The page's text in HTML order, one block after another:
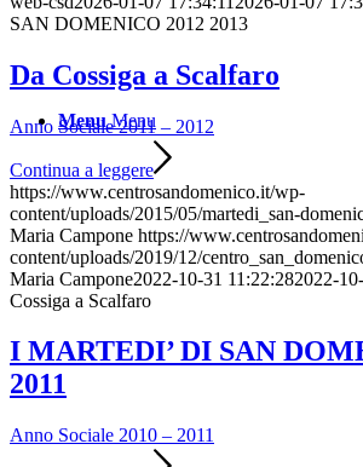
Menu Menu
SAN DOMENICO 2012 2013
Da Cossiga a Scalfaro
Anno Sociale 2011 – 2012
Continua a leggere
https://www.centrosandomenico.it/wp-
content/uploads/2015/05/martedi_san-
Maria Campone https://
content/uploads/2019/12/
Maria Campone2022-10-31 11:22:282022-
Cossiga a Scalfaro
I MARTEDI’ DI SAN
2011
Anno Sociale 2010 – 2011